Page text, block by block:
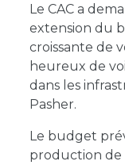
Le CAC a
extension du
croissante de
heureux de
dans les
Pasher.
Le budget
production de